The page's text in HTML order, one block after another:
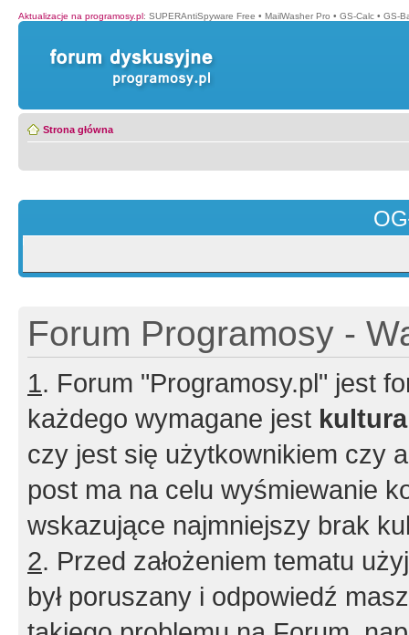
Aktualizacje na programosy.pl: SUPERAntiSpyware Free • MailWasher Pro • GS-Calc • GS-
Strona główna
Forum Programosy -
1. Forum "Programosy.pl" jest
każdego wymagane jest
czy jest się użytkownikiem czy
post ma na celu wyśmiewanie
wskazujące najmniejszy brak
2. Przed założeniem tematu
był poruszany i odpowiedź